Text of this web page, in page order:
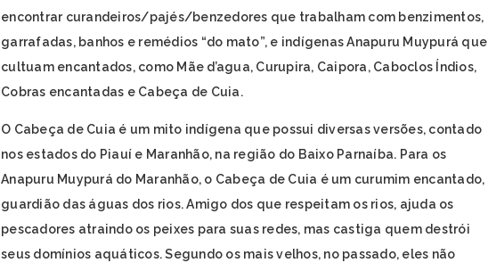
encontrar curandeiros/pajés/benzedores que trabalham com benzimentos,
garrafadas, banhos e remédios “do mato”, e indígenas Anapuru Muypurá que
cultuam encantados, como Mãe d’agua, Curupira, Caipora, Caboclos Índios,
Cobras encantadas e Cabeça de Cuia.
O Cabeça de Cuia é um mito indígena que possui diversas versões, contado
nos estados do Piauí e Maranhão, na região do Baixo Parnaíba. Para os
Anapuru Muypurá do Maranhão, o Cabeça de Cuia é um curumim encantado,
guardião das águas dos rios. Amigo dos que respeitam os rios, ajuda os
pescadores atraindo os peixes para suas redes, mas castiga quem destrói
seus domínios aquáticos. Segundo os mais velhos, no passado, eles não